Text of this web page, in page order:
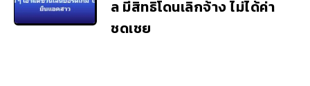
ล มีสิทธิโดนเลิกจ้าง ไม่ได้ค่า
ชดเชย